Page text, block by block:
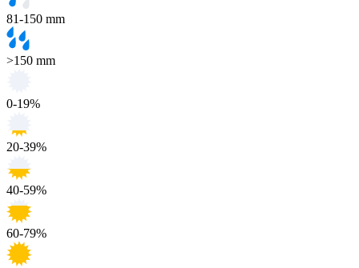
81-150 mm
>150 mm
0-19%
20-39%
40-59%
60-79%